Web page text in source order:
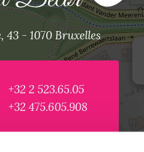
43 - 1070 Bruxelles
+32 2 523.65.05
+32 475.605.908